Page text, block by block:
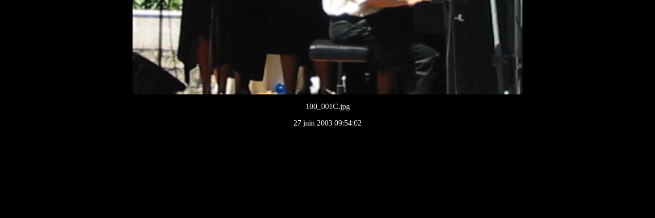
100_001C.jpg
27 juin 2003 09:54:02